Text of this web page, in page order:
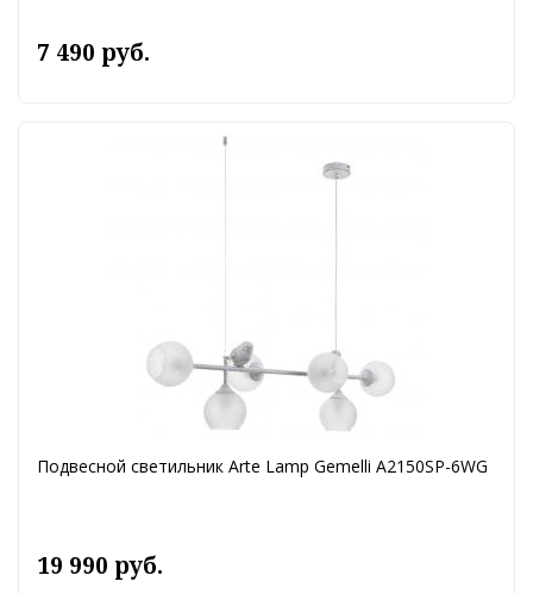
7 490 руб.
Подвесной светильник Arte Lamp Gemelli A2150SP-6WG
19 990 руб.